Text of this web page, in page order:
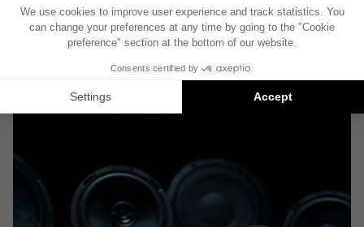
qualité exceptionnelle et la créativité de notre
talentueuse communauté d'ingénieurs.